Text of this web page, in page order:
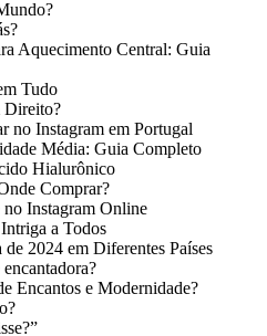
Aquecimento Central: Guia
Tudo
Direito?
no Instagram em Portugal
Média: Guia Completo
Hialurônico
Comprar?
Instagram Online
a Todos
2024 em Diferentes Países
Encantos e Modernidade?